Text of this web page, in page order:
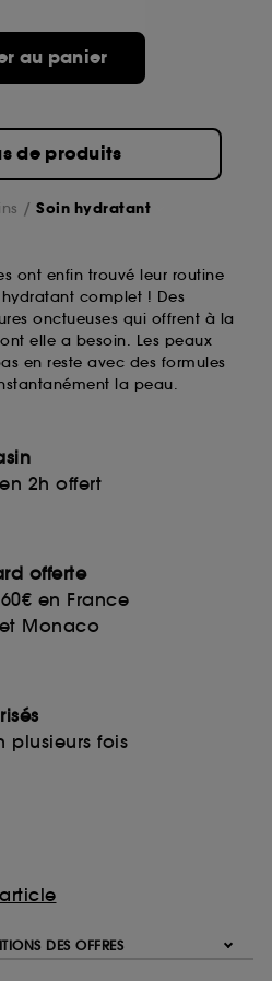
au panier
de produits
Soin hydratant
ont enfin trouvé leur routine
complet ! Des
onctueuses qui offrent à la
elle a besoin. Les peaux
en reste avec des formules
la peau.
2h offert
offerte
en France
Monaco
plusieurs fois
DES OFFRES